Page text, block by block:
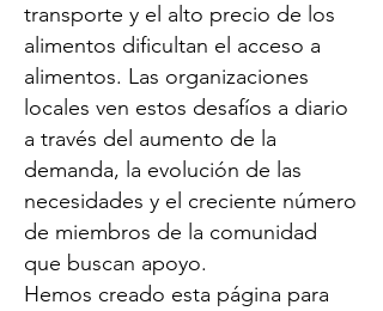
transporte y el alto precio de los
alimentos dificultan el acceso a
alimentos. Las organizaciones
locales ven estos desafíos a diario
a través del aumento de la
demanda, la evolución de las
necesidades y el creciente número
de miembros de la comunidad
que buscan apoyo.
Hemos creado esta página para